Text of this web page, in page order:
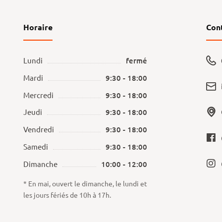
Horaire
Lundi fermé
Mardi 9:30 - 18:00
Mercredi 9:30 - 18:00
Jeudi 9:30 - 18:00
Vendredi 9:30 - 18:00
Samedi 9:30 - 18:00
Dimanche 10:00 - 12:00
* En mai, ouvert le dimanche, le lundi et
les jours fériés de 10h à 17h.